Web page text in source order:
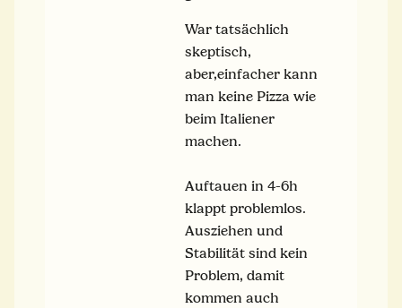
War tatsächlich
skeptisch,
aber,einfacher kann
man keine Pizza wie
beim Italiener
machen.
Auftauen in 4-6h
klappt problemlos.
Ausziehen und
Stabilität sind kein
Problem, damit
kommen auch